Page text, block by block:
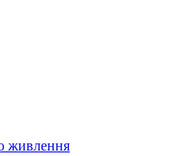
живлення